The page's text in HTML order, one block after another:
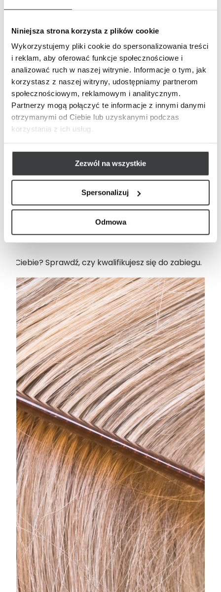
Niniejsza strona korzysta z plików cookie
Wykorzystujemy pliki cookie do spersonalizowania treści
i reklam, aby oferować funkcje społecznościowe i
analizować ruch w naszej witrynie. Informacje o tym, jak
korzystasz z naszej witryny, udostępniamy partnerom
społecznościowym, reklamowym i analitycznym.
Partnerzy mogą połączyć te informacje z innymi danymi
otrzymanymi od Ciebie lub uzyskanymi podczas
korzystania z ich usług.
Zezwól na wszystkie
Spersonalizuj
Odmowa
Ciebie? Sprawdź, czy kwalifikujesz się do zabiegu.